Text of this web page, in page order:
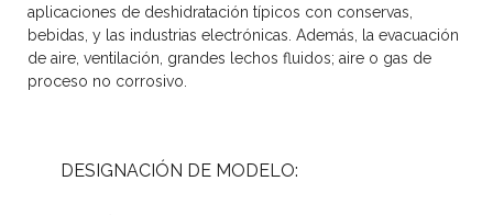
aplicaciones de deshidratación típicos con conservas,
bebidas, y las industrias electrónicas. Además, la evacuación
de aire, ventilación, grandes lechos fluidos; aire o gas de
proceso no corrosivo.
DESIGNACIÓN DE MODELO: